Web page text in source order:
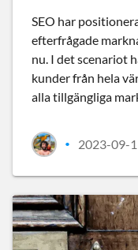
SEO har
efterfrågade
nu. I det scenariot
kunder från hela
alla tillgängliga
• 2023-09-